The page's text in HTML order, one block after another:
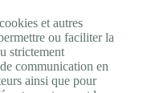
et autres
ou faciliter la
strictement
communication en
ainsi que pour